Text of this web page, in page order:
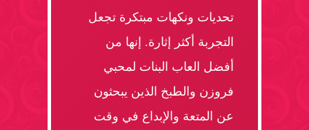
تحديات ونكهات مبتكرة تجعل
التجربة أكثر إثارة. إنها من
أفضل العاب البنات لمحبي
فروزن والطبخ الذين يبحثون
عن المتعة والإبداع في وقت